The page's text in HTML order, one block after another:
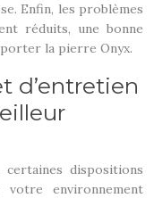
Enfin, les problèmes
réduits, une bonne
la pierre Onyx.
d’entretien
dispositions
environnement